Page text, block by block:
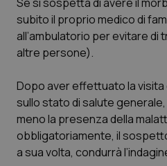
Tumore ovarico
Tumori del Polmone &
Tumori
Ulcera & Reflusso
Vaccini
subito il proprio medico di
all’ambulatorio per evitare di
altre persone).
Dopo aver effettuato la
sullo stato di salute
meno la presenza della
obbligatoriamente, il
a sua volta, condurrà